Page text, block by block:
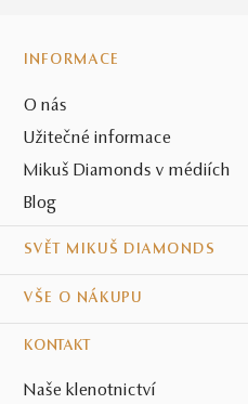
INFORMACE
O nás
Užitečné informace
Mikuš Diamonds v médiích
Blog
SVĚT MIKUŠ DIAMONDS
VŠE O NÁKUPU
KONTAKT
Naše klenotnictví